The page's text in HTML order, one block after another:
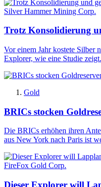
Silver Hammer Mining Corp.
Trotz Konsolidierung
Vor einem Jahr kostete Silber
Explorer, wie eine Studie zeigt.
Gold
BRICs stocken
Die BRICs erhöhen ihren
aus New York nach Paris ist
FireFox Gold Corp.
Dieser Explorer will